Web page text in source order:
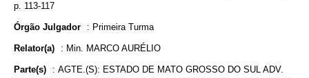
p. 113-117
Órgão Julgador : Primeira Turma
Relator(a) : Min. MARCO AURÉLIO
Parte(s) : AGTE.(S): ESTADO DE MATO GROSSO DO SUL ADV.